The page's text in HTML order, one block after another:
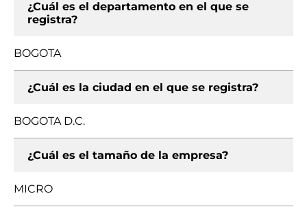
¿Cuál es el departamento en el que se
registra?
BOGOTA
¿Cuál es la ciudad en el que se registra?
BOGOTA D.C.
¿Cuál es el tamaño de la empresa?
MICRO